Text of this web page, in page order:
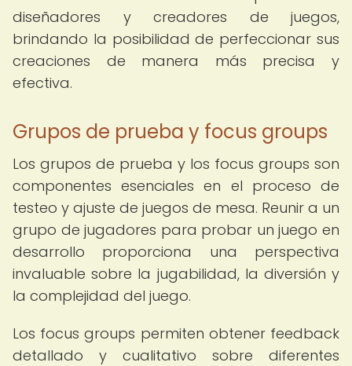
diseñadores y creadores de juegos,
brindando la posibilidad de perfeccionar sus
creaciones de manera más precisa y
efectiva.
Grupos de prueba y focus groups
Los grupos de prueba y los focus groups son
componentes esenciales en el proceso de
testeo y ajuste de juegos de mesa. Reunir a un
grupo de jugadores para probar un juego en
desarrollo proporciona una perspectiva
invaluable sobre la jugabilidad, la diversión y
la complejidad del juego.
Los focus groups permiten obtener feedback
detallado y cualitativo sobre diferentes